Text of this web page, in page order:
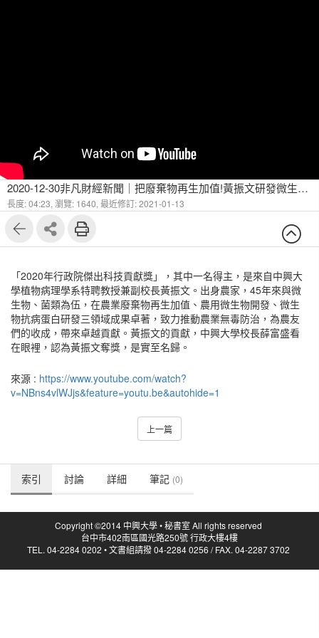
2020-12-30非凡財經新聞｜把廢棄物再生加值!黃振文研發微生物菌 致力循環經濟貢獻獲肯定
長度: 04:23, 瀏覽: 1640, 最近修訂: 2021-01-13
「2020年行政院傑出科技貢獻獎」，其中一名得主，是來自中興大
學植物病理學系特聘教授兼副校長黃振文。出身農家，45年來與微
生物、菌類為伍，在農業廢棄物再生加值、農用微生物開發、微生
物抗病蛋白研發三領域成果卓著，致力推動農業無毒防治，為農友
們的收成，帶來卓越貢獻。黃振文的貢獻，中興大學校長薛富盛看
在眼裡，認為黃振文奪獎，是實至名歸。
來源 : https://www.youtube.com/watch?
v=NBns4vlWJjs&feature=youtu.be&autohide=1
上一篇
索引 討論 詳細 筆記 (0)
Copyright ©2014 中興大學 • 秘書室 All rights reserved
台中市402南區國光路250號 行政大樓4樓
TEL. 04-2284 0202 • 文書組請撥 04-2284 0256 / FAX. 04-2287 3702